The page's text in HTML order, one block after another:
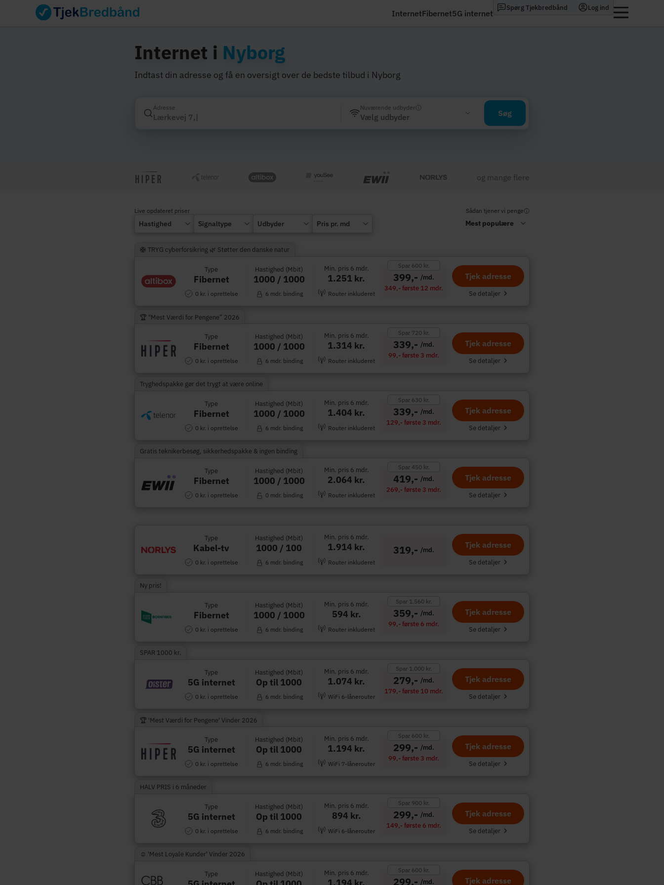
InternetFibernet5G internet
Spørg Tjekbredbånd Log ind
Internet i Nyborg
Indtast din adresse og få en oversigt over de bedste tilbud i Nyborg
Adresse Nuværende udbyder
Vælg udbyder Søg
og mange flere
Live opdateret priser Sådan tjener vi penge
Hastighed Signaltype Udbyder Pris pr. md
🛟 TRYG cyberforsikring 🌿 Støtter den danske natur
Type
Fibernet
0 kr. i oprettelse
Hastighed (Mbit)
1000 / 1000
6 mdr. binding
Min. pris 6 mdr.
1.251 kr.
Router inkluderet
Spar 600 kr.
399,- /md.
349,- første 12 mdr.
Tjek adresse
Se detaljer
🏆 "Mest Værdi for Pengene” 2026
Type
Fibernet
0 kr. i oprettelse
Hastighed (Mbit)
1000 / 1000
6 mdr. binding
Min. pris 6 mdr.
1.314 kr.
Router inkluderet
Spar 720 kr.
339,- /md.
99,- første 3 mdr.
Tjek adresse
Se detaljer
Tryghedspakke gør det trygt at være online
Type
Fibernet
0 kr. i oprettelse
Hastighed (Mbit)
1000 / 1000
6 mdr. binding
Min. pris 6 mdr.
1.404 kr.
Router inkluderet
Spar 630 kr.
339,- /md.
129,- første 3 mdr.
Tjek adresse
Se detaljer
Gratis teknikerbesøg, sikkerhedspakke & ingen binding
Type
Fibernet
0 kr. i oprettelse
Hastighed (Mbit)
1000 / 1000
0 mdr. binding
Min. pris 6 mdr.
2.064 kr.
Router inkluderet
Spar 450 kr.
419,- /md.
269,- første 3 mdr.
Tjek adresse
Se detaljer
Type
Kabel-tv
0 kr. i oprettelse
Hastighed (Mbit)
1000 / 100
6 mdr. binding
Min. pris 6 mdr.
1.914 kr.
Router inkluderet
319,- /md.
Tjek adresse
Se detaljer
Ny pris!
Type
Fibernet
0 kr. i oprettelse
Hastighed (Mbit)
1000 / 1000
6 mdr. binding
Min. pris 6 mdr.
594 kr.
Router inkluderet
Spar 1.560 kr.
359,- /md.
99,- første 6 mdr.
Tjek adresse
Se detaljer
SPAR 1000 kr.
Type
5G internet
0 kr. i oprettelse
Hastighed (Mbit)
Op til 1000
6 mdr. binding
Min. pris 6 mdr.
1.074 kr.
WiFi 6-lånerouter
Spar 1.000 kr.
279,- /md.
179,- første 10 mdr.
Tjek adresse
Se detaljer
🏆 'Mest Værdi for Pengene' Vinder 2026
Type
5G internet
0 kr. i oprettelse
Hastighed (Mbit)
Op til 1000
6 mdr. binding
Min. pris 6 mdr.
1.194 kr.
WiFi 7-lånerouter
Spar 600 kr.
299,- /md.
99,- første 3 mdr.
Tjek adresse
Se detaljer
HALV PRIS i 6 måneder
Type
5G internet
0 kr. i oprettelse
Hastighed (Mbit)
Op til 1000
6 mdr. binding
Min. pris 6 mdr.
894 kr.
WiFi 6-lånerouter
Spar 900 kr.
299,- /md.
149,- første 6 mdr.
Tjek adresse
Se detaljer
☺︎ 'Mest Loyale Kunder' Vinder 2026
Type Hastighed (Mbit) Min. pris 6 mdr. Spar 600 kr.
299,- /md.
Tjek adresse